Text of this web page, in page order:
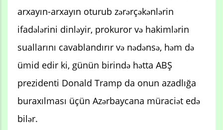
arxayın-arxayın oturub zərərçəkənlərin
ifadələrini dinləyir, prokuror və hakimlərin
suallarını cavablandırır və nədənsə, həm də
ümid edir ki, günün birində hətta ABŞ
prezidenti Donald Tramp da onun azadlığa
buraxılması üçün Azərbaycana müraciət edə
bilər.